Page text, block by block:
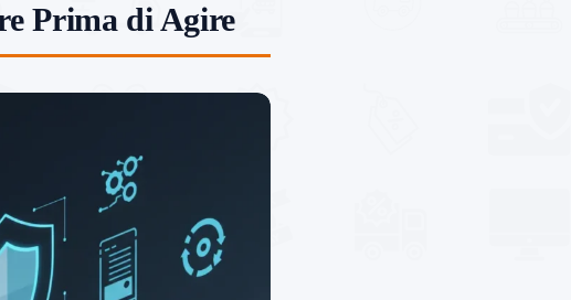
Prima di Agire